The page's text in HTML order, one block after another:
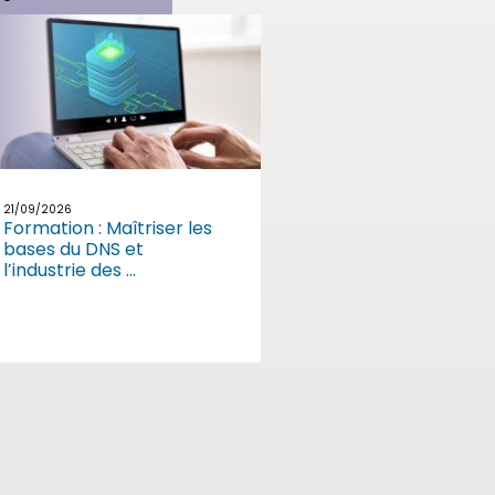
21/09/2026
Formation : Maîtriser les
bases du DNS et
l’industrie des ...